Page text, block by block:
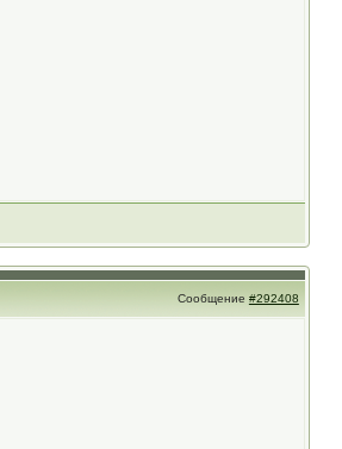
Сообщение #292408